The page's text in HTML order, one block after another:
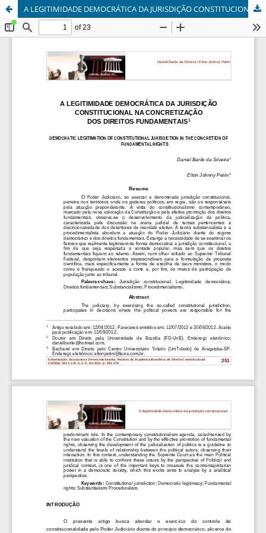
A LEGITIMIDADE DEMOCRÁTICA DA JURISDIÇÃO CONSTITUCIONAL NA CONCRETIZAÇÃO DOS DIREITOS FUNDAMENTAIS